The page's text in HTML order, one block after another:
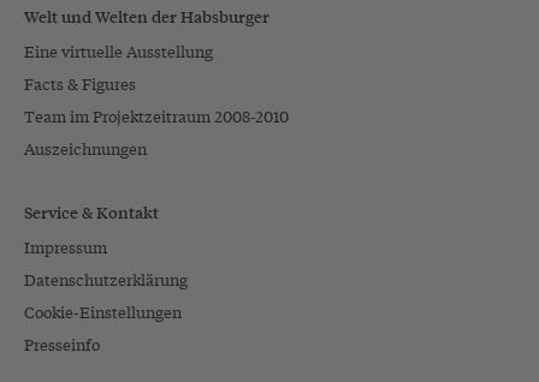
Welt und Welten der Habsburger
Eine virtuelle Ausstellung
Facts & Figures
Team im Projektzeitraum 2008-2010
Auszeichnungen
Service & Kontakt
Impressum
Datenschutzerklärung
Cookie-Einstellungen
Presseinfo